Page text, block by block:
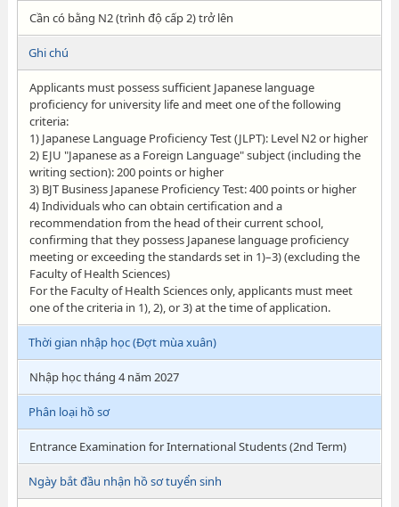
Cần có bằng N2 (trình độ cấp 2) trở lên
Ghi chú
Applicants must possess sufficient Japanese language
proficiency for university life and meet one of the following
criteria:
1) Japanese Language Proficiency Test (JLPT): Level N2 or higher
2) EJU "Japanese as a Foreign Language" subject (including the
writing section): 200 points or higher
3) BJT Business Japanese Proficiency Test: 400 points or higher
4) Individuals who can obtain certification and a
recommendation from the head of their current school,
confirming that they possess Japanese language proficiency
meeting or exceeding the standards set in 1)–3) (excluding the
Faculty of Health Sciences)
For the Faculty of Health Sciences only, applicants must meet
one of the criteria in 1), 2), or 3) at the time of application.
Thời gian nhập học (Đợt mùa xuân)
Nhập học tháng 4 năm 2027
Phân loại hồ sơ
Entrance Examination for International Students (2nd Term)
Ngày bắt đầu nhận hồ sơ tuyển sinh